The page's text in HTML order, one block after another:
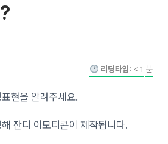
리딩타임: < 1 분
현을 알려주세요.
잔디 이모티콘이 제작됩니다.